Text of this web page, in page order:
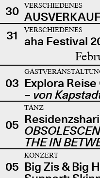
30
VERSCHIEDENES
31
VERSCHIEDENES
aha Festival
03 Explora
– von
05
TANZ
THE IN
05
KONZERT
Big Zis & Big